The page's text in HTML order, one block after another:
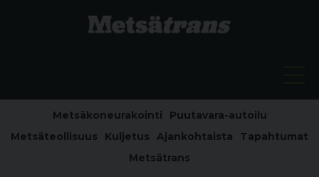
Metsäkoneurakointi
Puutavara-autoilu
Metsäteollisuus
Kuljetus Ajankohtaista
Tapahtumat
Metsätrans